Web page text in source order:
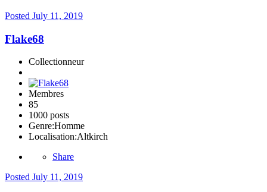
Posted July 11, 2019
Flake68
Collectionneur
Membres
85
1000 posts
Genre:Homme
Localisation:Altkirch
Share
Posted July 11, 2019